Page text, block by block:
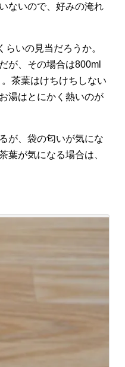
ないので、好みの淹れ
いの見当だろうか。
が、その場合は800ml
茶葉はけちけちしない
湯はとにかく熱いのが
が、袋の匂いが気にな
葉が気になる場合は、